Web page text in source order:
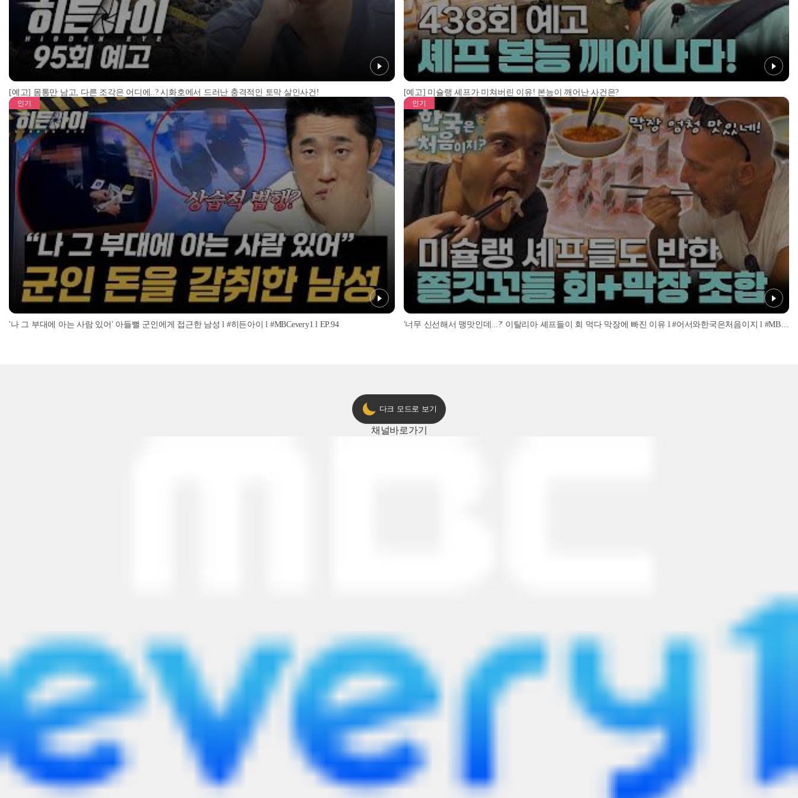
[예고] 몸통만 남고, 다른 조각은 어디에..? 시화호에서 드러난 충격적인 토막 살인사건! [예고] 미슐랭 셰프가 미쳐버린 이유! 본능이 깨어난 사건은?
인기
'나 그 부대에 아는 사람 있어' 아들뻘 군인에게 접근한 남성 l #히든아이 l #MBCevery1 l EP.94
인기
'너무 신선해서 맹맛인데...?' 이탈리아 셰프들이 회 먹다 막장에 빠진 이유 l #어서와한국은처음이지 l #MBCevery1 l EP.437
다크 모드로 보기
채널바로가기